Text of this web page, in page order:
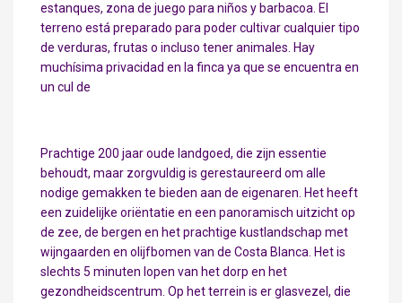
estanques, zona de juego para niños y barbacoa. El
terreno está preparado para poder cultivar cualquier tipo
de verduras, frutas o incluso tener animales. Hay
muchísima privacidad en la finca ya que se encuentra en
un cul de
Prachtige 200 jaar oude landgoed, die zijn essentie
behoudt, maar zorgvuldig is gerestaureerd om alle
nodige gemakken te bieden aan de eigenaren. Het heeft
een zuidelijke oriëntatie en een panoramisch uitzicht op
de zee, de bergen en het prachtige kustlandschap met
wijngaarden en olijfbomen van de Costa Blanca. Het is
slechts 5 minuten lopen van het dorp en het
gezondheidscentrum. Op het terrein is er glasvezel, die